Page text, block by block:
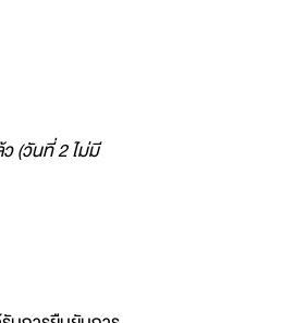
(วันที่ 2 ไม่มี